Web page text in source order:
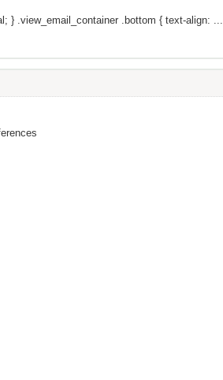
} .view_email_container .bottom { text-align: ...